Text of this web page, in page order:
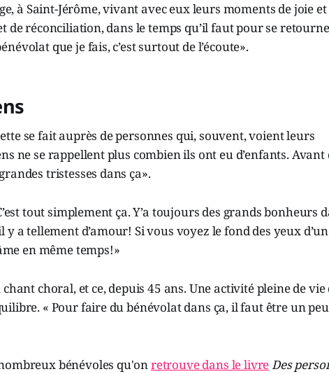
à Saint-Jérôme, vivant avec eux leurs moments de joie et
de réconciliation, dans le temps qu’il faut pour se
que je fais, c’est surtout de l’écoute».
se fait auprès de personnes qui, souvent, voient leurs
ne se rappellent plus combien ils ont eu d’enfants. Avant
tristesses dans ça».
tout simplement ça. Y’a toujours des grands bonheurs
a tellement d’amour! Si vous voyez le fond des yeux
en même temps!»
choral, et ce, depuis 45 ans. Une activité pleine de vie
« Pour faire du bénévolat dans ça, il faut être un
bénévoles qu'onretrouve dans le livreDes